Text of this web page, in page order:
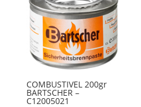
COMBUSTIVEL 200gr
BARTSCHER –
C12005021